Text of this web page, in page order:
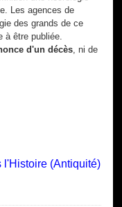
Les agences de
des grands de ce
à être publiée.
d'un décès , ni de
l'Histoire (Antiquité)